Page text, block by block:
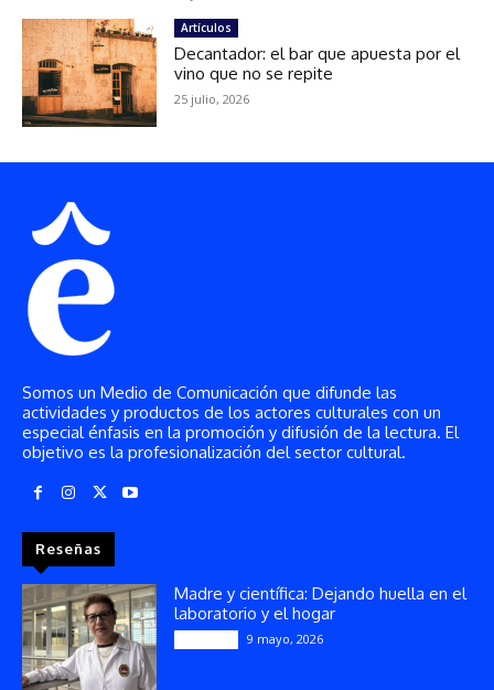
Somos un Medio de Comunicación que difunde las
actividades y productos de los actores culturales con un
especial énfasis en la promoción y difusión de la lectura. El
objetivo es la profesionalización del sector cultural.
Reseñas
Madre y científica: Dejando huella en el
laboratorio y el hogar
9 mayo, 2026